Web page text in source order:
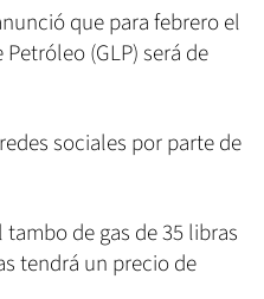
que para febrero el
(GLP) será de
sociales por parte de
de gas de 35 libras
tendrá un precio de